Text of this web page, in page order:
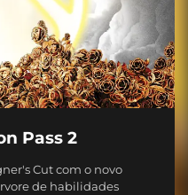
Pass 2
Cut com o novo
de habilidades